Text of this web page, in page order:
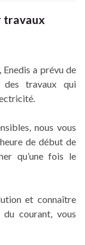
travaux
a prévu de
travaux qui
nous vous
de début de
qu’une fois le
et connaître
du courant, vous